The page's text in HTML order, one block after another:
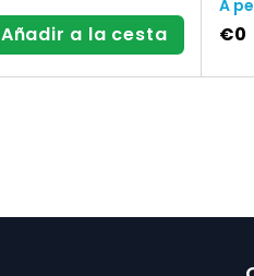
Añadir a la cesta
A
€0
n